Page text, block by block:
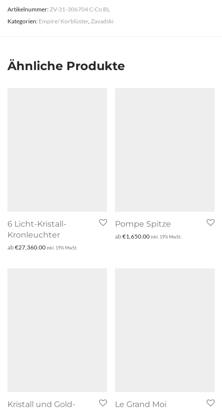
Artikelnummer: ZV-31-306704 C-Co BL
Kategorien: Empire/ Korblüster, Zavadski
Ähnliche Produkte
6 Licht-Kristall-
Kronleuchter
ab€27,360.00inkl. 19% MwSt.
Pompe Spitze
ab€1,650.00inkl. 19% MwSt.
Kristall und Gold-
Le Grand Moi